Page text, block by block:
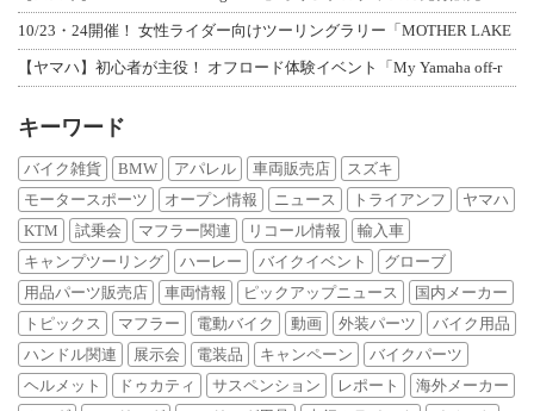
10/23・24開催！ 女性ライダー向けツーリングラリー「MOTHER LAKE
【ヤマハ】初心者が主役！ オフロード体験イベント「My Yamaha off-r
キーワード
バイク雑貨 BMW アパレル 車両販売店
スズキ
モータースポーツ
オープン情報 ニュース トライアンフ
ヤマハ
KTM
試乗会 マフラー関連 リコール情報
輸入車
キャンプツーリング
ハーレー バイクイベント
グローブ
用品パーツ販売店
車両情報 ピックアップニュース
国内メーカー
トピックス
マフラー 電動バイク 動画 外装パーツ
バイク用品
ハンドル関連
展示会 電装品 キャンペーン
バイクパーツ
ヘルメット
ドゥカティ サスペンション レポート
海外メーカー